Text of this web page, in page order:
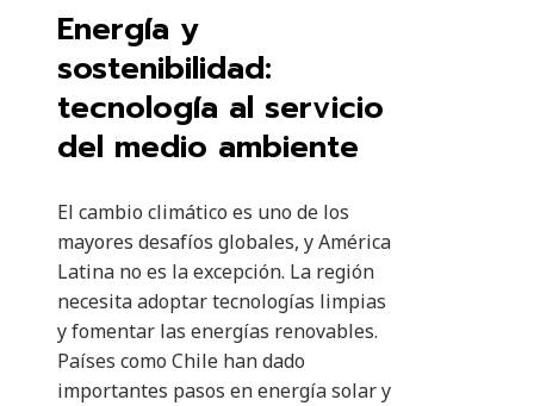
Energía y
sostenibilidad:
tecnología al servicio
del medio ambiente
El cambio climático es uno de los
mayores desafíos globales, y América
Latina no es la excepción. La región
necesita adoptar tecnologías limpias
y fomentar las energías renovables.
Países como Chile han dado
importantes pasos en energía solar y